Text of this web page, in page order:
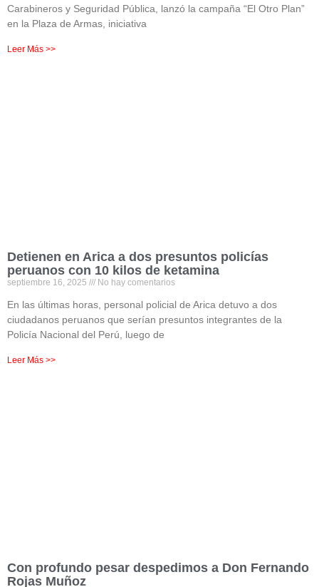
Carabineros y Seguridad Pública, lanzó la campaña “El Otro Plan”
en la Plaza de Armas, iniciativa
Leer Más >>
Detienen en Arica a dos presuntos policías
peruanos con 10 kilos de ketamina
septiembre 16, 2025 No hay comentarios
En las últimas horas, personal policial de Arica detuvo a dos
ciudadanos peruanos que serían presuntos integrantes de la
Policía Nacional del Perú, luego de
Leer Más >>
Con profundo pesar despedimos a Don Fernando
Rojas Muñoz